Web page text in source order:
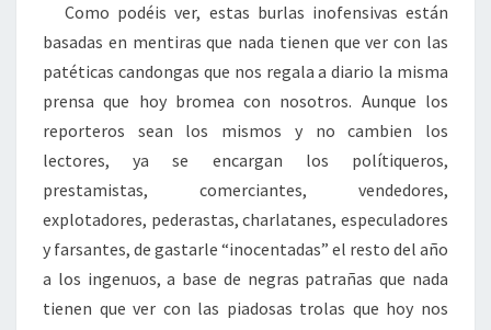
Como podéis ver, estas burlas inofensivas están
basadas en mentiras que nada tienen que ver con las
patéticas candongas que nos regala a diario la misma
prensa que hoy bromea con nosotros. Aunque los
reporteros sean los mismos y no cambien los
lectores, ya se encargan los polítiqueros,
prestamistas, comerciantes, vendedores,
explotadores, pederastas, charlatanes, especuladores
y farsantes, de gastarle “inocentadas” el resto del año
a los ingenuos, a base de negras patrañas que nada
tienen que ver con las piadosas trolas que hoy nos